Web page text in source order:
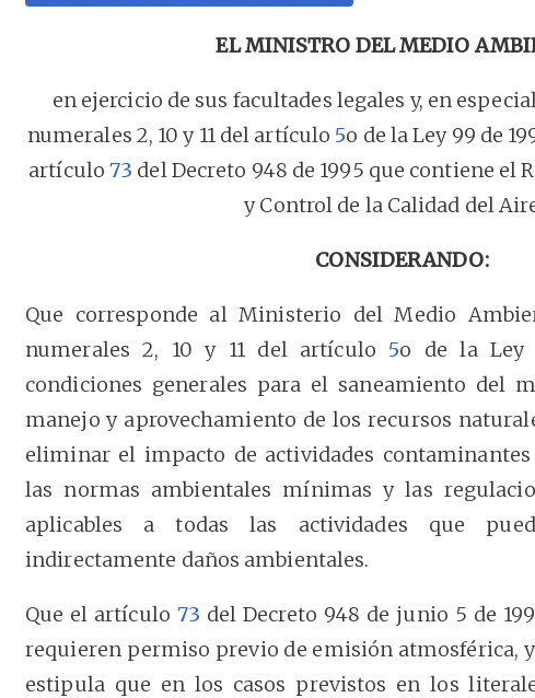
EL MINISTRO DEL MEDIO
en ejercicio de sus facultades legales y, en
numerales 2, 10 y 11 del artículo 5o de la Ley 99 de
artículo73 del Decreto 948 de 1995 que contiene el
y Control de la Calidad del
CONSIDERANDO:
Que corresponde al Ministerio del Medio
numerales 2, 10 y 11 del artículo 5o de la Ley
condiciones generales para el saneamiento del
manejo y aprovechamiento de los recursos
eliminar el impacto de actividades
las normas ambientales mínimas y las
aplicables a todas las actividades que
indirectamente daños ambientales.
Que el artículo 73 del Decreto 948 de junio 5 de
requieren permiso previo de emisión atmosférica,
estipula que en los casos previstos en los